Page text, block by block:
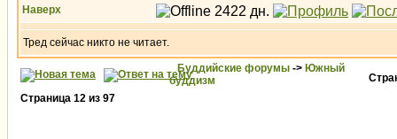
Наверх
Тред сейчас никто не читает.
Буддийские форумы -> Южный
буддизм
Страница 12 из 97